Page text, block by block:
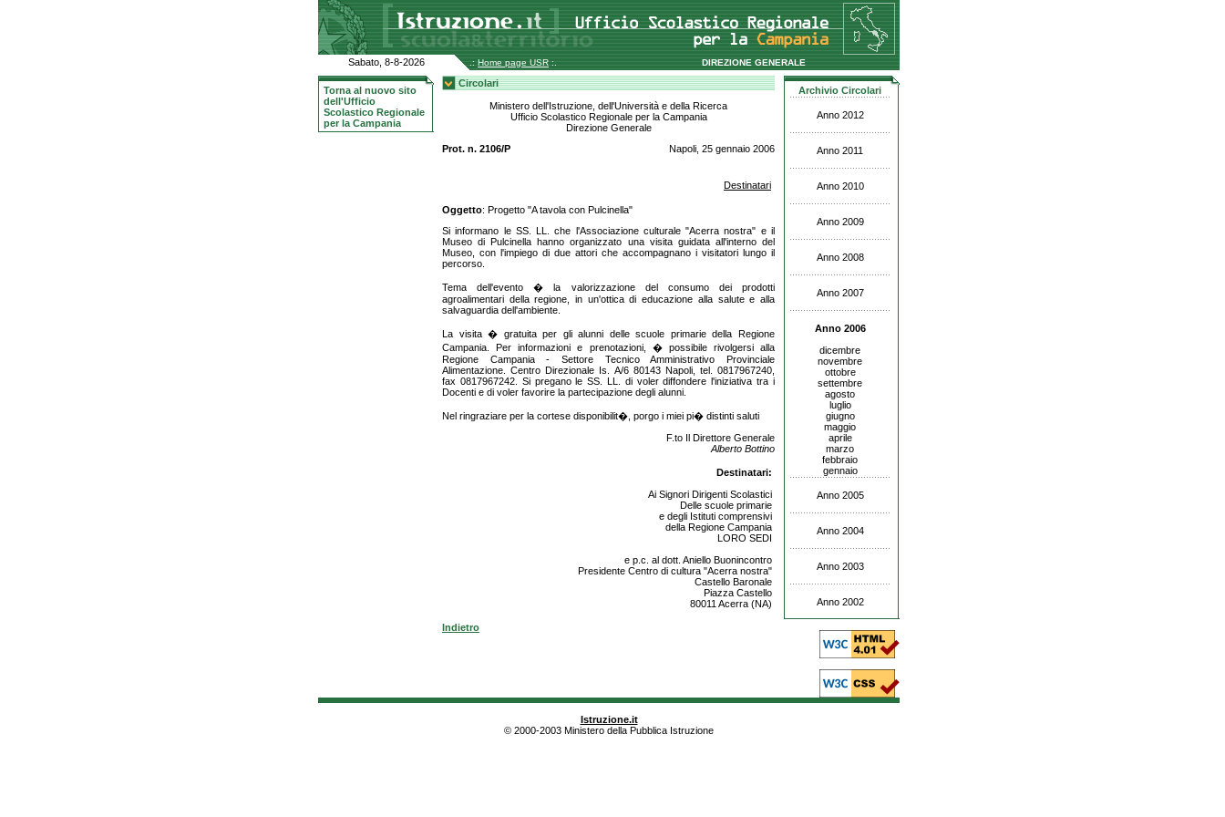
Sabato, 8-8-2026 .: Home page USR :. DIREZIONE GENERALE
Torna al nuovo sito
dell'Ufficio
Scolastico Regionale
per la Campania
Circolari
Ministero dell'Istruzione, dell'Università e della Ricerca
Ufficio Scolastico Regionale per la Campania
Direzione Generale
Prot. n. 2106/P
Napoli, 25 gennaio 2006
Destinatari
Oggetto: Progetto "A tavola con Pulcinella"
Si informano le SS. LL. che l'Associazione culturale "Acerra nostra" e il
Museo di Pulcinella hanno organizzato una visita guidata all'interno del
Museo, con l'impiego di due attori che accompagnano i visitatori lungo il
percorso.
Tema dell'evento � la valorizzazione del consumo dei prodotti
agroalimentari della regione, in un'ottica di educazione alla salute e alla
salvaguardia dell'ambiente.
La visita � gratuita per gli alunni delle scuole primarie della Regione
Campania. Per informazioni e prenotazioni, � possibile rivolgersi alla
Regione Campania - Settore Tecnico Amministrativo Provinciale
Alimentazione. Centro Direzionale Is. A/6 80143 Napoli, tel. 0817967240,
fax 0817967242. Si pregano le SS. LL. di voler diffondere l'iniziativa tra i
Docenti e di voler favorire la partecipazione degli alunni.
Nel ringraziare per la cortese disponibilit�, porgo i miei pi� distinti saluti
F.to Il Direttore Generale
Alberto Bottino
Destinatari:
Ai Signori Dirigenti Scolastici
Delle scuole primarie
e degli Istituti comprensivi
della Regione Campania
LORO SEDI
e p.c. al dott. Aniello Buonincontro
Presidente Centro di cultura "Acerra nostra"
Castello Baronale
Piazza Castello
80011 Acerra (NA)
Indietro
Archivio Circolari
Anno 2012
Anno 2011
Anno 2010
Anno 2009
Anno 2008
Anno 2007
Anno 2006
dicembre
novembre
ottobre
settembre
agosto
luglio
giugno
maggio
aprile
marzo
febbraio
gennaio
Anno 2005
Anno 2004
Anno 2003
Anno 2002
Istruzione.it
© 2000-2003 Ministero della Pubblica Istruzione